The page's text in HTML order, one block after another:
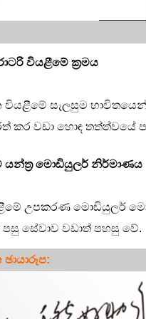
වියළීමේ ක්‍රමය
සැලසුම
කර වඩා හොඳ තත්ත්වයේ
යන්ත්‍ර මොඩියුලර් නිර්මාණය
උපකරණ මොඩියුලර්
සේවාව වඩාත් පහසු වේ.
ඡායාරූප: